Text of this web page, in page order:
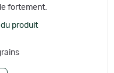
fortement.
produit